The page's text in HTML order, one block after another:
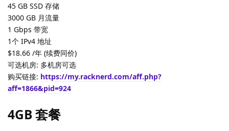
45 GB SSD 存储
3000 GB 月流量
1 Gbps 带宽
1个 IPv4 地址
$18.66 /年 (续费同价)
可选机房: 多机房可选
购买链接: https://my.racknerd.com/aff.php?
aff=1866&pid=924
4GB 套餐